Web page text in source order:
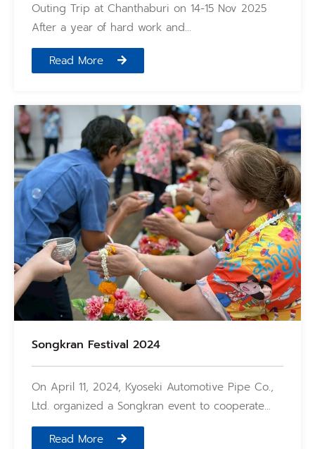
Outing Trip at Chanthaburi on 14-15 Nov 2025
After a year of hard work and…
Read More
Songkran Festival 2024
On April 11, 2024, Kyoseki Automotive Pipe Co.,
Ltd. organized a Songkran event to cooperate…
Read More